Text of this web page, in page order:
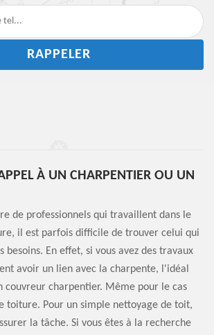
À UN CHARPENTIER OU UN
de professionnels qui travaillent dans le
il est parfois difficile de trouver celui qui
besoins. En effet, si vous avez des travaux
avoir un lien avec la charpente, l'idéal
couvreur charpentier. Même pour le cas
toiture. Pour un simple nettoyage de toit,
la tâche. Si vous êtes à la recherche